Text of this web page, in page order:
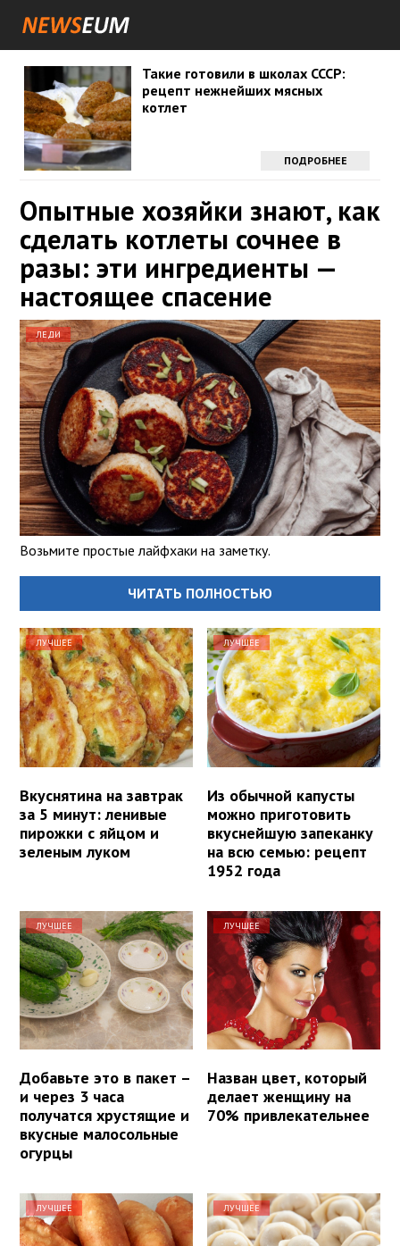
Такие готовили в школах СССР:
рецепт нежнейших мясных
котлет
ПОДРОБНЕЕ
Опытные хозяйки знают, как
сделать котлеты сочнее в
разы: эти ингредиенты —
настоящее спасение
ЛЕДИ
Возьмите простые лайфхаки на заметку.
ЧИТАТЬ ПОЛНОСТЬЮ
ЛУЧШЕЕ
Вкуснятина на завтрак
за 5 минут: ленивые
пирожки с яйцом и
зеленым луком
ЛУЧШЕЕ
Из обычной капусты
можно приготовить
вкуснейшую запеканку
на всю семью: рецепт
1952 года
ЛУЧШЕЕ
Добавьте это в пакет –
и через 3 часа
получатся хрустящие и
вкусные малосольные
огурцы
ЛУЧШЕЕ
Назван цвет, который
делает женщину на
70% привлекательнее
ЛУЧШЕЕ ЛУЧШЕЕ